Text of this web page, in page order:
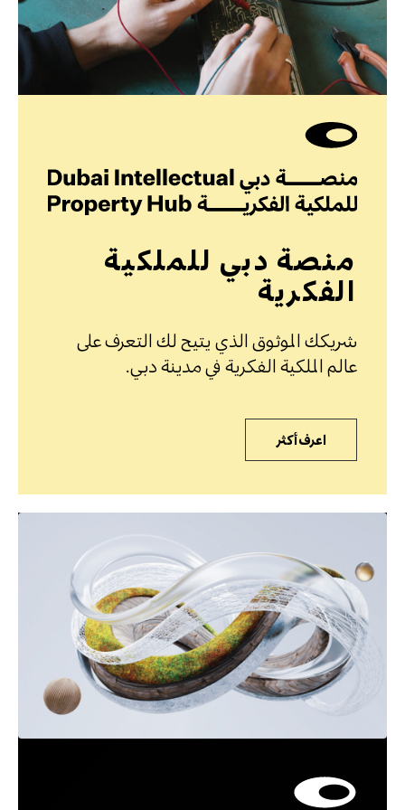
منصة دبي للملكية
الفكرية
شريكك الموثوق الذي يتيح لك التعرف على
عالم الملكية الفكرية في مدينة دبي.
اعرف أكثر